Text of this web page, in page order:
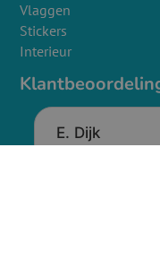
Vlaggen
Stickers
Interieur